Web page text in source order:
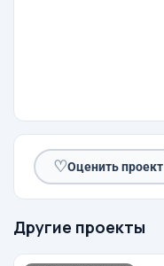
♡Оценить проект
Другие проекты